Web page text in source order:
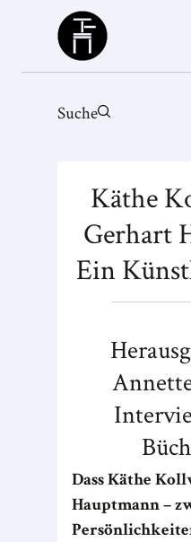
Büchergilde
Suche
Käthe
Gerhart
Ein
Dass Käthe
Hauptmann –